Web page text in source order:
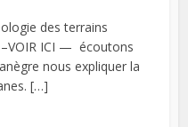
des terrains
ICI — écoutons
nous expliquer la
[…]